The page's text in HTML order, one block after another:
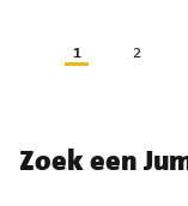
1 2
Zoek een